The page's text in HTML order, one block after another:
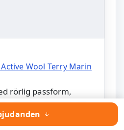
Wool Terry Marin
rörlig passform,
skyddar händer vid